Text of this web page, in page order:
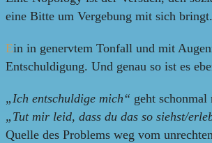
eine Bitte um Vergebung mit sich
Ein in genervtem Tonfall und mit
Entschuldigung. Und genau so ist es
„Ich entschuldige mich“ geht
„Tut mir leid, dass du das so siehst/
Quelle des Problems weg vom